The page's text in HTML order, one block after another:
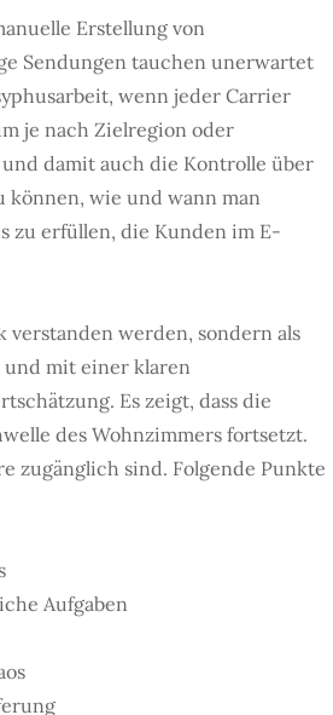
Erstellung von
Sendungen tauchen unerwartet
wenn jeder Carrier
je nach Zielregion oder
damit auch die Kontrolle über
können, wie und wann man
zu erfüllen, die Kunden im E-
verstanden werden, sondern als
und mit einer klaren
Es zeigt, dass die
des Wohnzimmers fortsetzt.
zugänglich sind. Folgende Punkte
Aufgaben